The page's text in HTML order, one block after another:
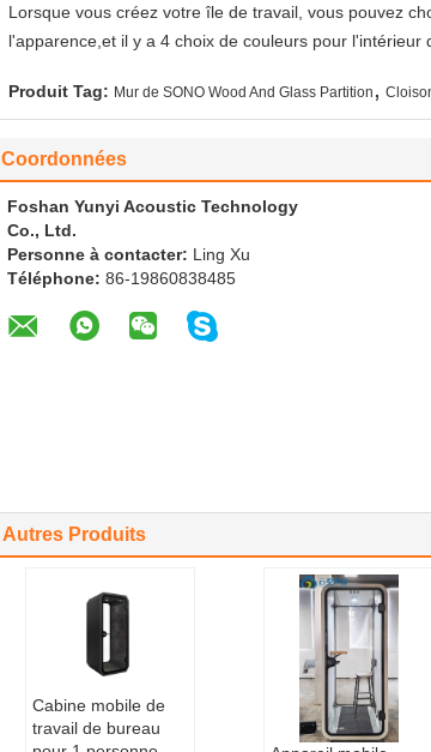
Lorsque vous créez votre île de travail, vous pouvez
l'apparence,et il y a 4 choix de couleurs pour
Produit Tag: Mur de SONO Wood And Glass Partition
Coordonnées
Foshan Yunyi Acoustic Technology
Co., Ltd.
Personne à contacter: Ling Xu
Téléphone: 86-19860838485
Autres Produits
Cabine mobile de
travail de bureau